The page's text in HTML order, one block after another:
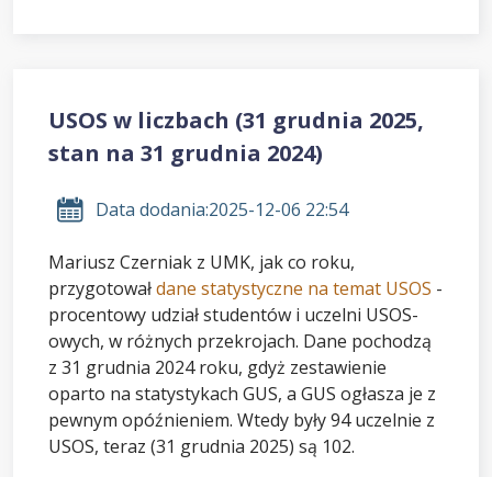
USOS w liczbach (31 grudnia 2025,
stan na 31 grudnia 2024)
Data dodania:2025-12-06 22:54
Mariusz Czerniak z UMK, jak co roku,
przygotowałdane statystyczne na temat USOS -
procentowy udział studentów i uczelni USOS-
owych, w różnych przekrojach. Dane pochodzą
z 31 grudnia 2024 roku, gdyż zestawienie
oparto na statystykach GUS, a GUS ogłasza je z
pewnym opóźnieniem. Wtedy były 94 uczelnie z
USOS, teraz (31 grudnia 2025) są 102.